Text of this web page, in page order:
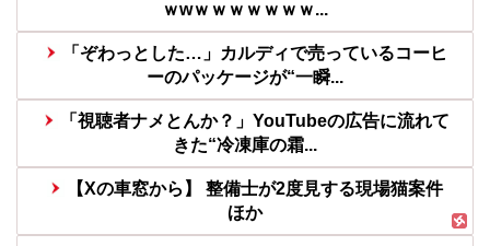
ｗwｗｗｗｗｗｗｗ...
「ぞわっとした…」カルディで売っているコーヒ
ーのパッケージが“一瞬...
「視聴者ナメとんか？」YouTubeの広告に流れて
きた“冷凍庫の霜...
【Xの車窓から】 整備士が2度見する現場猫案件
ほか